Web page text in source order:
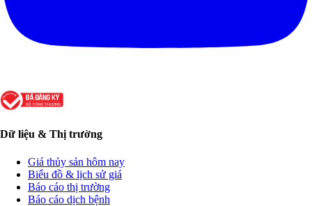
Dữ liệu & Thị trường
Giá thủy sản hôm nay
Biểu đồ & lịch sử giá
Báo cáo thị trường
Báo cáo dịch bệnh